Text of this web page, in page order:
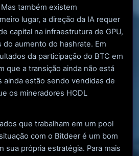
também existem
lugar, a direção da IA ​​requer
capital na infraestrutura de GPU,
aumento do hashrate. Em
da participação do BTC em
que a transição ainda não está
ainda estão sendo vendidas de
os mineradores HODL
que trabalham em um pool
com o Bitdeer é um bom
sua própria estratégia. Para mais